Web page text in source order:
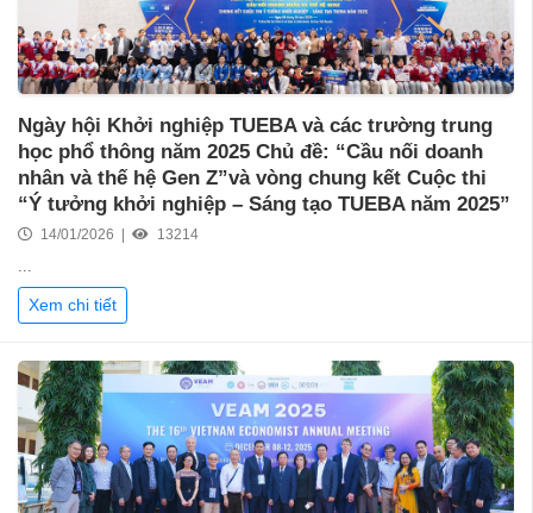
Ngày hội Khởi nghiệp TUEBA và các trường trung
học phổ thông năm 2025 Chủ đề: “Cầu nối doanh
nhân và thế hệ Gen Z”và vòng chung kết Cuộc thi
“Ý tưởng khởi nghiệp – Sáng tạo TUEBA năm 2025”
14/01/2026 | 13214
...
Xem chi tiết